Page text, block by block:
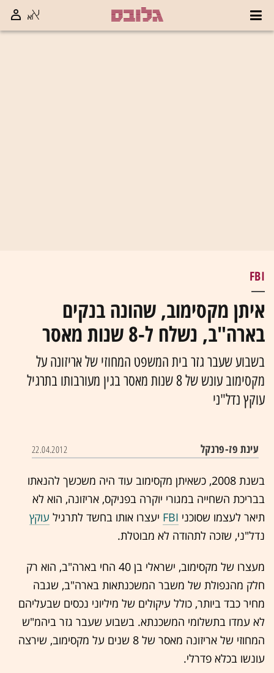
FBI
איתן מקסימוב, שהונה בנקים
בארה"ב, נשלח ל-8 שנות מאסר
בשבוע שעבר גזר בית המשפט המחוזי של אריזונה על
מקסימוב עונש של 8 שנות מאסר בגין מעורבותו בתרגיל
עוקץ נדל"ני
עינת פז-פרנקל 22.04.2012
בשנת 2008, כשאיתן מקסימוב עוד היה משכשך להנאתו
בבריכת השחייה במגורי יוקרה בפניקס, אריזונה, הוא לא
תיאר לעצמו שסוכני FBI יעצרו אותו בחשד לתרגיל עוקץ
נדל"ני, שזכה לתהודה לא מבוטלת.
מעצרו של מקסימוב, ישראלי בן 40 החי בארה"ב, הוא רק
חלק מהנפולת של משבר המשכנתאות בארה"ב, שגבה
מחיר כבד ביותר, כולל עיקולים של מיליוני נכסים שבעליהם
לא עמדו בתשלומי המשכנתא. בשבוע שעבר גזר ביהמ"ש
המחוזי של אריזונה מאסר של 8 שנים על מקסימוב, שירצה
עונשו בכלא פדרלי.